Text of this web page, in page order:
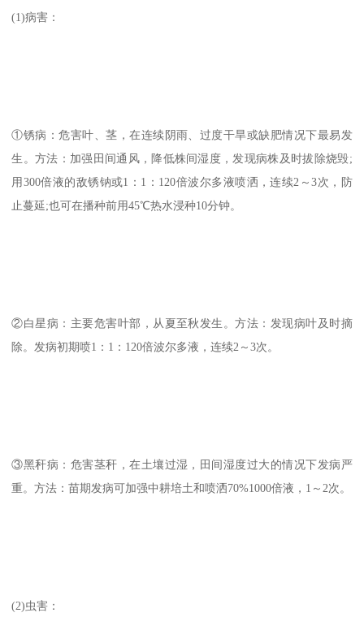
(1)病害：
①锈病：危害叶、茎，在连续阴雨、过度干旱或缺肥情况下最易发
生。方法：加强田间通风，降低株间湿度，发现病株及时拔除烧毁;
用300倍液的敌锈钠或1：1：120倍波尔多液喷洒，连续2～3次，防
止蔓延;也可在播种前用45℃热水浸种10分钟。
②白星病：主要危害叶部，从夏至秋发生。方法：发现病叶及时摘
除。发病初期喷1：1：120倍波尔多液，连续2～3次。
③黑秆病：危害茎秆，在土壤过湿，田间湿度过大的情况下发病严
重。方法：苗期发病可加强中耕培土和喷洒70%1000倍液，1～2次。
(2)虫害：